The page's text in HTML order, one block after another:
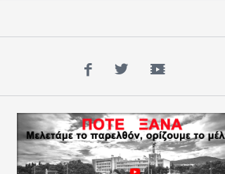
Facebook
TwitterYouTube